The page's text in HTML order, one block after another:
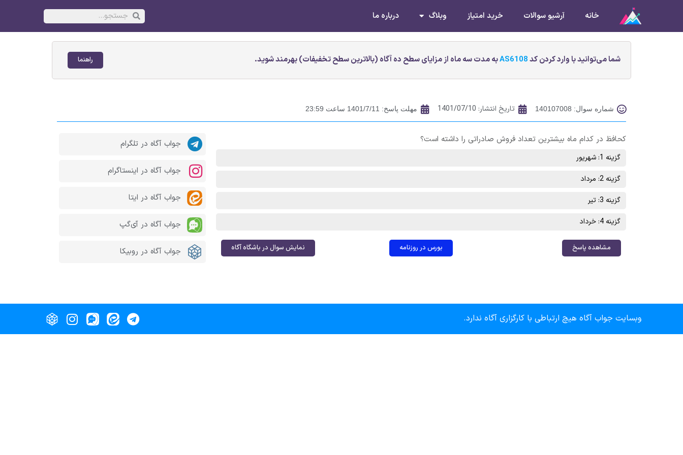
خانه آرشیو سوالات خرید امتیاز وبلاگ درباره ما
شما می‌توانید با وارد کردن کدAS6108به مدت سه ماه از مزایای سطح ده آگاه (بالاترین سطح تخفیفات) بهرمند شوید. راهنما
شماره سوال: 140107008 تاریخ انتشار: 1401/07/10 مهلت پاسخ: 1401/7/11 ساعت 23:59
کحافظ در کدام ماه بیشترین تعداد فروش صادراتی را داشته است؟
گزینه 1: شهریور
گزینه 2: مرداد
گزینه 3: تیر
گزینه 4: خرداد
مشاهده پاسخ بورس در روزنامه نمایش سوال در باشگاه آگاه
جواب آگاه در تلگرام
جواب آگاه در اینستاگرام
جواب آگاه در ایتا
جواب آگاه در آی‌گپ
جواب آگاه در روبیکا
وبسایت جواب آگاه هیچ ارتباطی با کارگزاری آگاه ندارد.